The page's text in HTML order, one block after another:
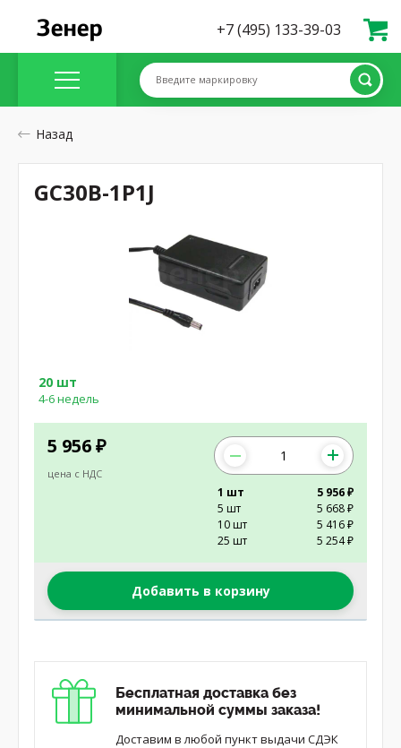
+7 (495) 133-39-03
Введите маркировку
Назад
5 956 ₽
цена с НДС
20 шт
4-6 недель
1 шт
5 956 ₽
5 шт
5 668 ₽
10 шт
5 416 ₽
25 шт
5 254 ₽
Добавить в корзину
Бесплатная доставка без
минимальной суммы заказа!
Доставим в любой пункт выдачи СДЭК
GC30B-1P1J